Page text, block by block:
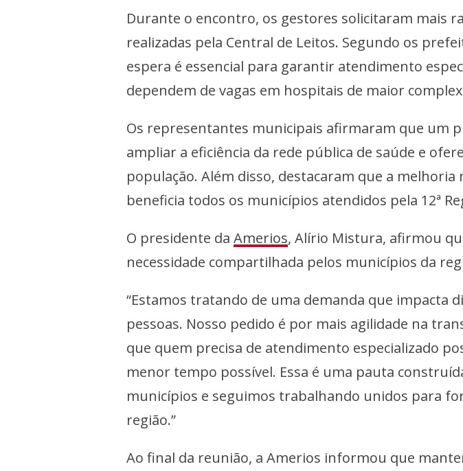
Durante o encontro, os gestores solicitaram mais
realizadas pela Central de Leitos. Segundo os
espera é essencial para garantir atendimento
dependem de vagas em hospitais de maior
Os representantes municipais afirmaram que um
ampliar a eficiência da rede pública de saúde e
população. Além disso, destacaram que a melhoria
beneficia todos os municípios atendidos pela 12ª
O presidente daAmerios, Alírio Mistura, afirmou
necessidade compartilhada pelos municípios da
“Estamos tratando de uma demanda que impacta
pessoas. Nosso pedido é por mais agilidade na
que quem precisa de atendimento especializado
menor tempo possível. Essa é uma pauta
municípios e seguimos trabalhando unidos para
região.”
Ao final da reunião, a Amerios informou que